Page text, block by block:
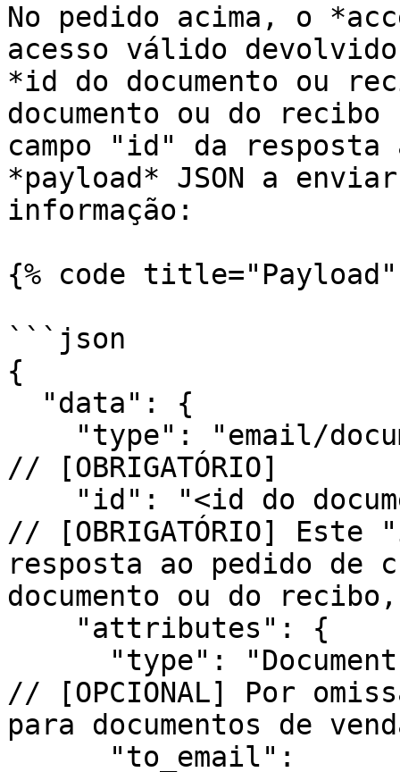
No pedido acima, o
acesso válido
*id do documento ou
documento ou do
campo "id" da
*payload* JSON a
informação:
{% code title="Payload"
```json
{
// [OBRIGATÓRIO]
// [OBRIGATÓRIO]
resposta ao pedido de
documento ou do
// [OPCIONAL] Por
para documentos de